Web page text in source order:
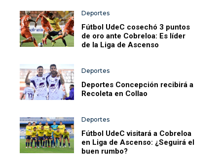
Deportes
Fútbol UdeC cosechó 3 puntos
de oro ante Cobreloa: Es líder
de la Liga de Ascenso
Deportes
Deportes Concepción recibirá a
Recoleta en Collao
Deportes
Fútbol UdeC visitará a Cobreloa
en Liga de Ascenso: ¿Seguirá el
buen rumbo?